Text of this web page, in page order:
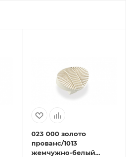
023 000 золото
прованс/1013
жемчужно-белый